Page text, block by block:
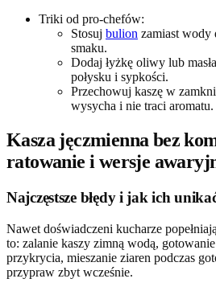
Triki od pro-chefów:
Stosuj bulion zamiast wody
smaku.
Dodaj łyżkę oliwy lub
połysku i sypkości.
Przechowuj kaszę w
wysycha i nie traci aromatu.
Kasza jęczmienna bez
ratowanie i wersje
Najczęstsze błędy i jak ich
Nawet doświadczeni kucharze
to: zalanie kaszy zimną wodą,
przykrycia, mieszanie ziaren podczas
przypraw zbyt wcześnie.